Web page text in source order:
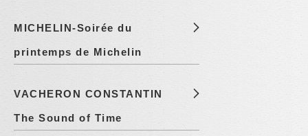
MICHELIN-Soirée du
printemps de Michelin
VACHERON CONSTANTIN
The Sound of Time